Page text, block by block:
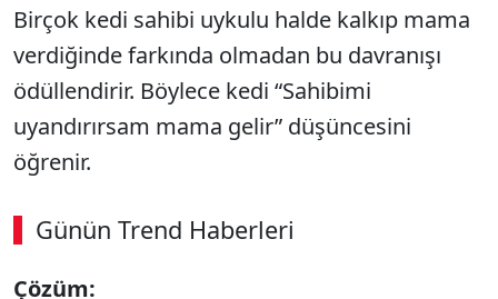
Birçok kedi sahibi uykulu halde kalkıp mama
verdiğinde farkında olmadan bu davranışı
ödüllendirir. Böylece kedi “Sahibimi
uyandırırsam mama gelir” düşüncesini
öğrenir.
Günün Trend Haberleri
00:02 / 09:08
Çözüm: